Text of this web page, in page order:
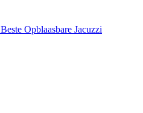
Beste Opblaasbare Jacuzzi